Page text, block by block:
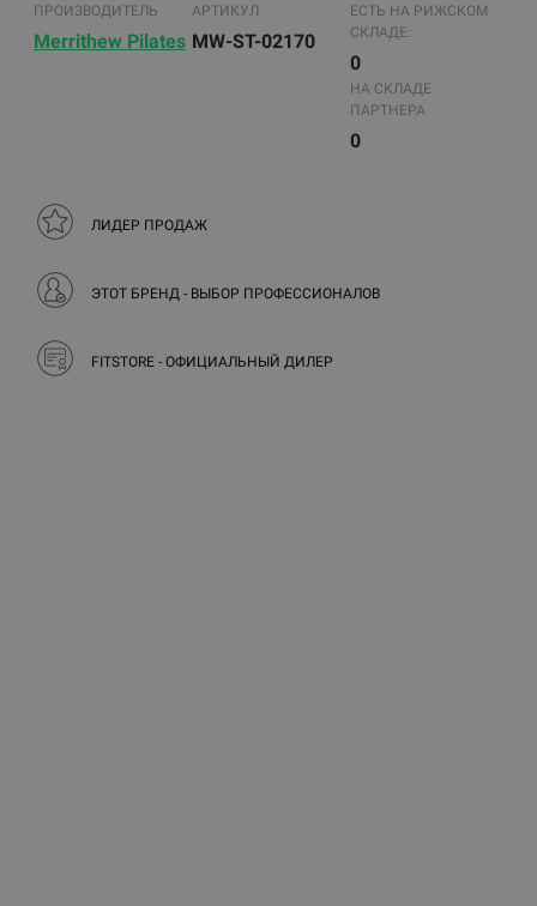
ПРОИЗВОДИТЕЛЬ
Merrithew Pilates
АРТИКУЛ
MW-ST-02170
ЕСТЬ НА РИЖСКОМ
СКЛАДЕ:
0
НА СКЛАДЕ
ПАРТНЕРА
0
ЛИДЕР ПРОДАЖ
ЭТОТ БРЕНД - ВЫБОР ПРОФЕССИОНАЛОВ
FITSTORE - ОФИЦИАЛЬНЫЙ ДИЛЕР